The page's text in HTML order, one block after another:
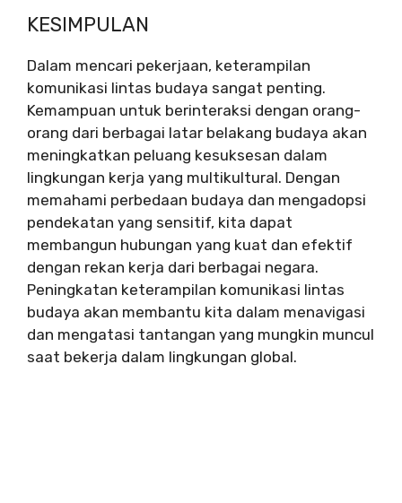
KESIMPULAN
Dalam mencari pekerjaan, keterampilan
komunikasi lintas budaya sangat penting.
Kemampuan untuk berinteraksi dengan orang-
orang dari berbagai latar belakang budaya akan
meningkatkan peluang kesuksesan dalam
lingkungan kerja yang multikultural. Dengan
memahami perbedaan budaya dan mengadopsi
pendekatan yang sensitif, kita dapat
membangun hubungan yang kuat dan efektif
dengan rekan kerja dari berbagai negara.
Peningkatan keterampilan komunikasi lintas
budaya akan membantu kita dalam menavigasi
dan mengatasi tantangan yang mungkin muncul
saat bekerja dalam lingkungan global.